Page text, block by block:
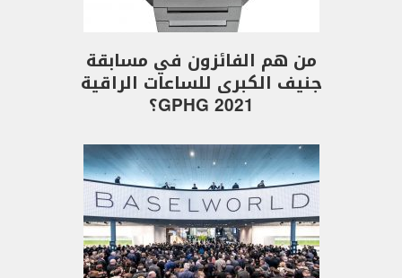
من هم الفائزون في مسابقة
جنيف الكبرى للساعات الراقية
GPHG 2021؟